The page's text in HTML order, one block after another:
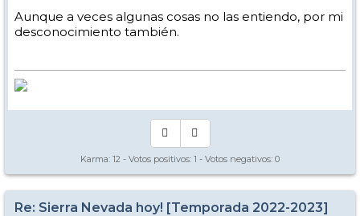
Aunque a veces algunas cosas no las entiendo, por mi
desconocimiento también.
Karma: 12 - Votos positivos: 1 - Votos negativos: 0
Re: Sierra Nevada hoy! [Temporada 2022-2023]